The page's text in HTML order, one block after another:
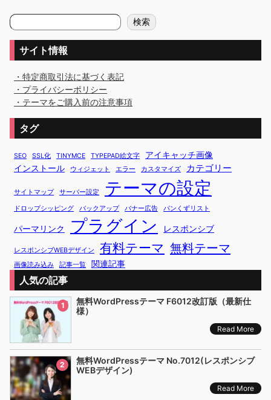
検
索
検索
サイト情報
・特定商取引法に基づく表記
・プライバシーポリシー
・テーマをご購入前の注意事項
タグ
SEO SSL化 TINYMCE TYPEPAD絵文字
アイキャッチ画像
インストール
ウィジェット エラー カスタマイズ カテゴリー
サイトマップ サーバー設定 テーマの設定
ドロップシッピング バックアップ バナー広告 パンくずリスト
パーマリンク プラグイン レスポンシブ
レスポンシブWEBデザイン 有料テーマ 無料テーマ
画像読み込み 記事一覧 関連記事
人気の記事
1
無料WordPressテーマ F6012改訂版（最新仕
様）
Read More
2
無料WordPressテーマ No.7012(レスポンシブ
WEBデザイン)
Read More